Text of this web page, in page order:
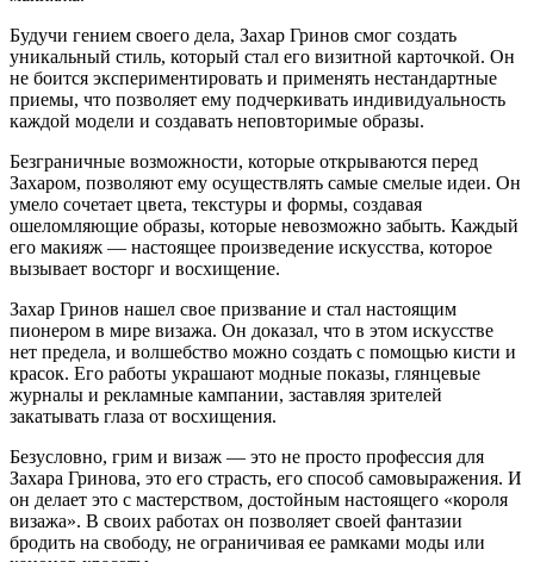
Будучи гением своего дела, Захар Гринов смог создать
уникальный стиль, который стал его визитной карточкой. Он
не боится экспериментировать и применять нестандартные
приемы, что позволяет ему подчеркивать индивидуальность
каждой модели и создавать неповторимые образы.
Безграничные возможности, которые открываются перед
Захаром, позволяют ему осуществлять самые смелые идеи. Он
умело сочетает цвета, текстуры и формы, создавая
ошеломляющие образы, которые невозможно забыть. Каждый
его макияж — настоящее произведение искусства, которое
вызывает восторг и восхищение.
Захар Гринов нашел свое призвание и стал настоящим
пионером в мире визажа. Он доказал, что в этом искусстве
нет предела, и волшебство можно создать с помощью кисти и
красок. Его работы украшают модные показы, глянцевые
журналы и рекламные кампании, заставляя зрителей
закатывать глаза от восхищения.
Безусловно, грим и визаж — это не просто профессия для
Захара Гринова, это его страсть, его способ самовыражения. И
он делает это с мастерством, достойным настоящего «короля
визажа». В своих работах он позволяет своей фантазии
бродить на свободу, не ограничивая ее рамками моды или